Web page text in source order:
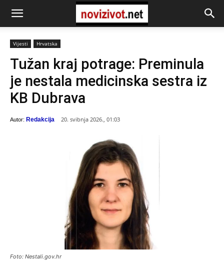
Vijesti Hrvatska
Tužan kraj potrage: Preminula
je nestala medicinska sestra iz
KB Dubrava
Autor: Redakcija 20. svibnja 2026., 01:03
Foto: Nestali.gov.hr